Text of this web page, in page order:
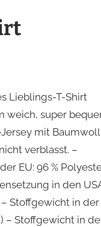
Lieblings-T-Shirt
weich, super
mit
verblasst. –
EU: 96 %
in den
– Stoffgewicht in der
– Stoffgewicht in